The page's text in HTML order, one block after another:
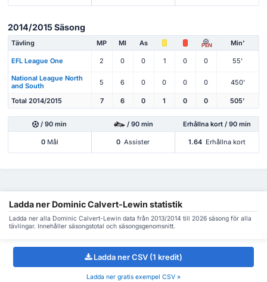
2014/2015 Säsong
Tävling MP Ml As PEN Min'
EFL League One 2 0 0 1 0 0 55'
National League North
and South
5 6 0 0 0 0 450'
Total 2014/2015 7 6 0 1 0 0 505'
/ 90 min / 90 min Erhållna kort / 90 min
0Mål 0 Assister 1.64 Erhållna kort
Ladda ner Dominic Calvert-Lewin statistik
Ladda ner alla Dominic Calvert-Lewin data från 2013/2014 till 2026 säsong för alla
tävlingar. Innehåller säsongstotal och säsongsgenomsnitt.
Ladda ner CSV (1 kredit)
Ladda ner gratis exempel CSV »